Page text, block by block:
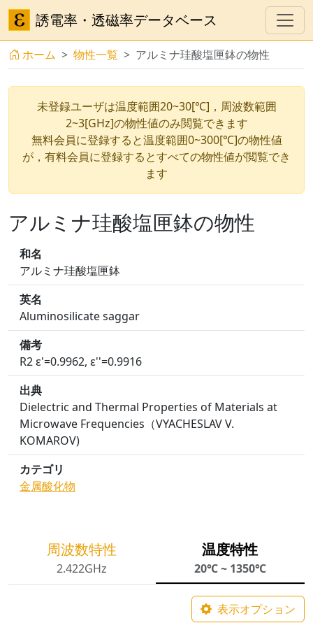
誘電率・透磁率データベース
ホーム 物性一覧 アルミナ珪酸塩匣鉢の物性
未登録ユーザは温度範囲20~30[℃]，周波数範囲
2~3[GHz]の物性値のみ閲覧できます
無料会員に登録すると温度範囲0~300[℃]の物性値
が，有料会員に登録するとすべての物性値が閲覧でき
ます
アルミナ珪酸塩匣鉢の物性
和名
アルミナ珪酸塩匣鉢
英名
Aluminosilicate saggar
備考
R2 ε'=0.9962, ε''=0.9916
出典
Dielectric and Thermal Properties of Materials at
Microwave Frequencies（VYACHESLAV V.
KOMAROV)
カテゴリ
金属酸化物
周波数特性
2.422GHz
温度特性
20℃ ~ 1350℃
表示オプション